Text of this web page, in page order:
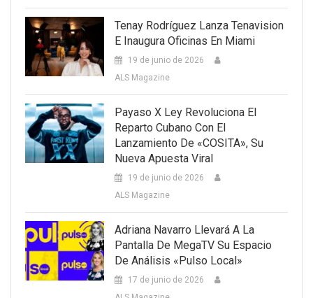
Tenay Rodríguez Lanza Tenavision
E Inaugura Oficinas En Miami
19 de junio de 2026
ALS Magazine
Payaso X Ley Revoluciona El
Reparto Cubano Con El
Lanzamiento De «COSITA», Su
Nueva Apuesta Viral
19 de junio de 2026
ALS Magazine
Adriana Navarro Llevará A La
Pantalla De MegaTV Su Espacio
De Análisis «Pulso Local»
17 de junio de 2026